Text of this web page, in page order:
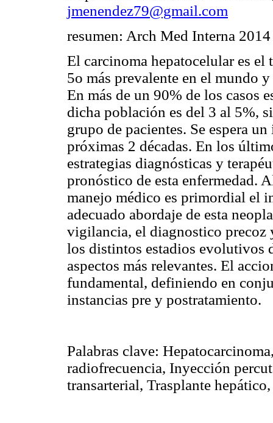
jmenendez79@gmail.com
resumen: Arch Med Interna
El carcinoma hepatocelular es
5o más prevalente en el mundo
En más de un 90% de los casos
dicha población es del 3 al 5%,
grupo de pacientes. Se espera
próximas 2 décadas. En los
estrategias diagnósticas y
pronóstico de esta enfermedad.
manejo médico es primordial el
adecuado abordaje de esta
vigilancia, el diagnostico
los distintos estadios evolutivos
aspectos más relevantes. El
fundamental, definiendo en
instancias pre y postratamiento.
Palabras clave:
radiofrecuencia, Inyección
transarterial, Trasplante